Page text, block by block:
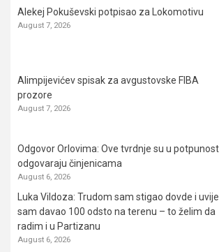
Alekej Pokuševski potpisao za Lokomotivu
August 7, 2026
Alimpijevićev spisak za avgustovske FIBA
prozore
August 7, 2026
Odgovor Orlovima: ​Ove tvrdnje su u
odgovaraju činjenicama
August 6, 2026
Luka Vildoza: Trudom sam stigao dovde i
sam davao 100 odsto na terenu – to želim da
radim i u Partizanu
August 6, 2026